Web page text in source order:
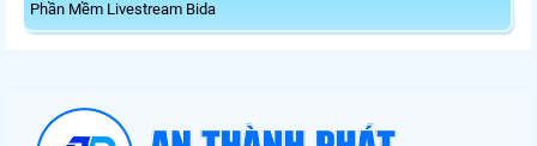
Phần Mềm Livestream Bida